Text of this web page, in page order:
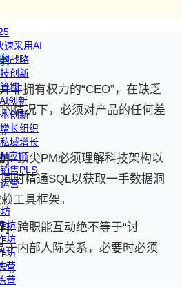
速采用AI
战略
创新
控
创新
创新
长组织
域增长
应用
售PLS
营
坊
坊
坊
营
营
非拥有权力的“CEO”，在缺乏
情况下，必须对产品的任何差
]:顶尖PM必须理解科技架构以
时精通SQL以获取一手数据洞
工具框架。
]:跨职能互动绝不等于“讨
于内部人际关系，必要时必须
。